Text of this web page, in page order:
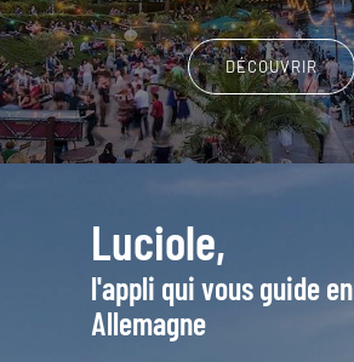
DÉCOUVRIR
Luciole,
l'appli qui vous guide en
Allemagne